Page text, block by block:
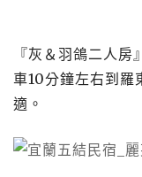
『灰＆羽鴿二人
車10分鐘左右到羅
適。